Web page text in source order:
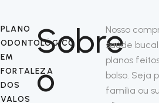
PLANO
ODONTOLÓGICO
EM
FORTALEZA
DOS
VALOS
Sobre
o
Nosso
saúde
planos
bolso. Seja
família ou